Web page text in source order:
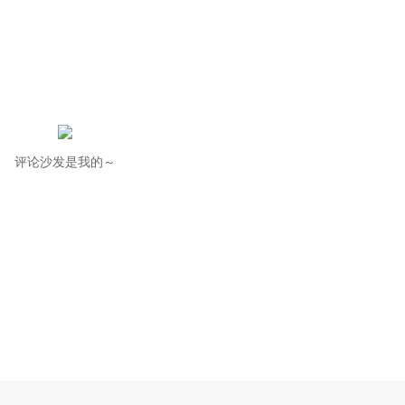
评论沙发是我的～